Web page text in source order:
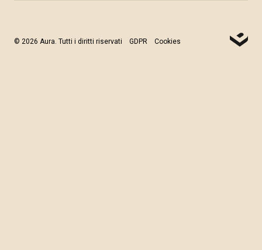
© 2026 Aura. Tutti i diritti riservati GDPR Cookies